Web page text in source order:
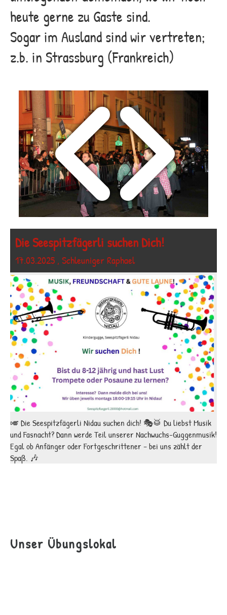
heute gerne zu Gaste sind.
Sogar im Ausland sind wir vertreten;
z.b. in Strassburg (Frankreich)
Die Seespitzfägerli suchen Dich!
17.03.2025 , Schleuniger Raphael
🎺 Die Seespitzfägerli Nidau suchen dich! 🎭🥁 Du liebst Musik
und Fasnacht? Dann werde Teil unserer Nachwuchs-Guggenmusik!
Egal ob Anfänger oder Fortgeschrittener – bei uns zählt der
Spaß. 🎶
Unser Übungslokal